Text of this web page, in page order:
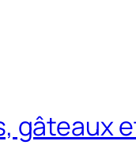
gâteaux